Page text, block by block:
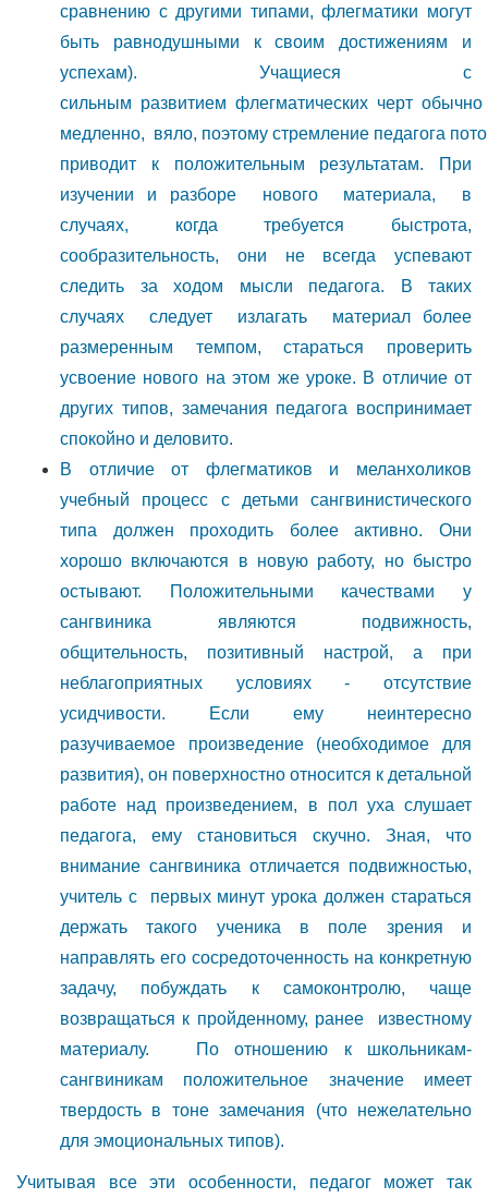
сравнению с другими типами, флегматики могут
быть равнодушными к своим достижениям и
успехам). Учащиеся с
сильным развитием флегматических черт обычно
медленно, вяло, поэтому стремление педагога
приводит к положительным результатам. При
изучении и разборе нового материала, в
случаях, когда требуется быстрота,
сообразительность, они не всегда успевают
следить за ходом мысли педагога. В таких
случаях следует излагать материал более
размеренным темпом, стараться проверить
усвоение нового на этом же уроке. В отличие от
других типов, замечания педагога воспринимает
спокойно и деловито.
В отличие от флегматиков и меланхоликов
учебный процесс с детьми сангвинистического
типа должен проходить более активно. Они
хорошо включаются в новую работу, но быстро
остывают. Положительными качествами у
сангвиника являются подвижность,
общительность, позитивный настрой, а при
неблагоприятных условиях - отсутствие
усидчивости. Если ему неинтересно
разучиваемое произведение (необходимое для
развития), он поверхностно относится к детальной
работе над произведением, в пол уха слушает
педагога, ему становиться скучно. Зная, что
внимание сангвиника отличается подвижностью,
учитель с первых минут урока должен стараться
держать такого ученика в поле зрения и
направлять его сосредоточенность на конкретную
задачу, побуждать к самоконтролю, чаще
возвращаться к пройденному, ранее известному
материалу. По отношению к школьникам-
сангвиникам положительное значение имеет
твердость в тоне замечания (что нежелательно
для эмоциональных типов).
Учитывая все эти особенности, педагог может так